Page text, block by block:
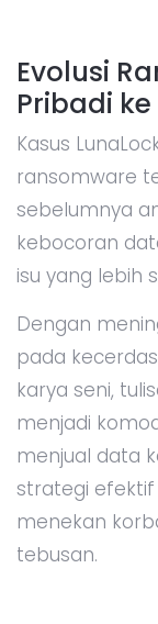
Evolusi
Pribadi ke
Kasus
ransomware
sebelumnya
kebocoran
isu yang lebih
Dengan
pada
karya seni,
menjadi
menjual data
strategi efektif
menekan
tebusan.